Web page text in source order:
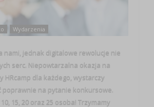
Wydarzenia
nami, jednak digitalowe rewolucje nie
serc. Niepowtarzalna okazja na
HRcamp dla każdego, wystarczy
poprawnie na pytanie konkursowe.
15, 20 oraz 25 osoba! Trzymamy